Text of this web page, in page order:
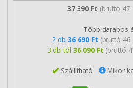
37 390 Ft (bruttó 47
Több darabos
2 db 36 690 Ft (bruttó 46
3 db-tól 36 090 Ft (bruttó
Szállítható Mikor